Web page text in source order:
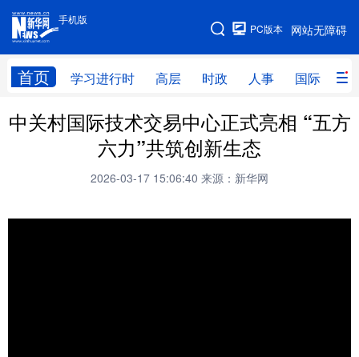
手机版
网站无障碍
PC版本
首页 学习进行时 高层 时政 人事 国际 财
手机版
网站地图
学习进行时 高层 时政 人事
财经 网评
思客智库 全球连线
科技 科普 体育 文化
中关村国际技术交易中心正式亮相 “五方
六力”共筑创新生态
2026-03-17 15:06:40 来源：新华网